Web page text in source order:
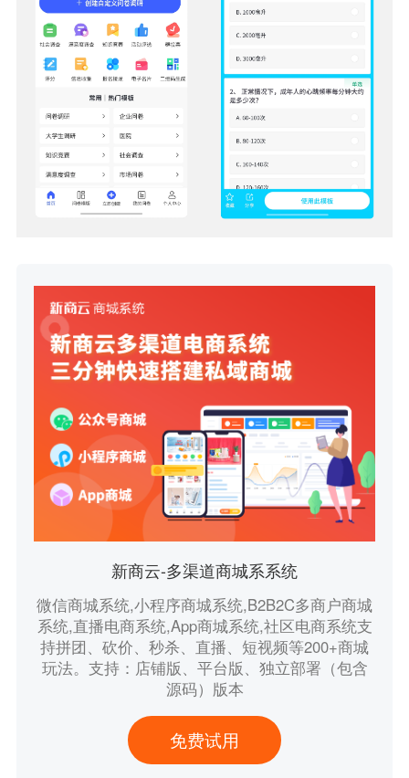
新商云-多渠道商城系系统
微信商城系统,小程序商城系统,B2B2C多商户商城
系统,直播电商系统,App商城系统,社区电商系统支
持拼团、砍价、秒杀、直播、短视频等200+商城
玩法。支持：店铺版、平台版、独立部署（包含
源码）版本
免费试用